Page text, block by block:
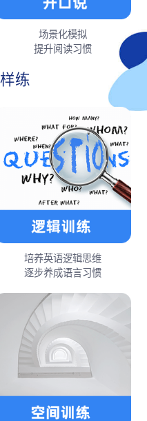
场景化模拟
提升阅读习惯
练
培养英语逻辑思维
逐步养成语言习惯